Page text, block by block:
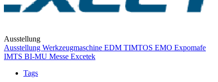
Ausstellung
Ausstellung Werkzeugmaschine EDM TIMTOS EMO Expomafe
IMTS BI-MU Messe Excetek
Tags